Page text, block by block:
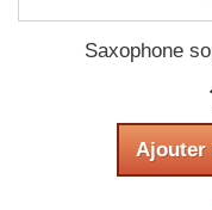
Saxophone
Ajouter